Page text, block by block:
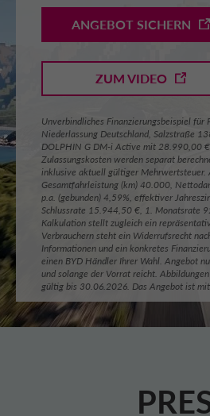
ANGEBOT SICHERN
ZUM VIDEO
Unverbindliches Finanzierungsbeispiel
Niederlassung Deutschland, Salzstraße
DOLPHIN G DM-i Active mit 28.990,00
Zulassungskosten werden separat
inklusive aktuell gültiger
Gesamtfahrleistung (km) 40.000,
p.a. (gebunden) 4,59%, effektiver
Schlussrate 15.944,50 €, 1. Monatsrate
Kalkulation stellt zugleich ein
Verbrauchern steht ein Widerrufsrecht
Informationen und ein konkretes
einen BYD Händler Ihrer Wahl. Angebot
und solange der Vorrat reicht.
gültig bis 30.06.2026. Das Angebot ist